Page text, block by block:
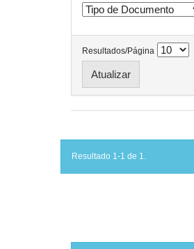
Resultados/Página
Resultado 1-1 de 1.